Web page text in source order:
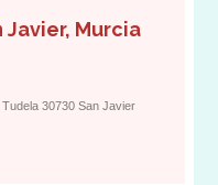
Javier, Murcia
30730 San Javier